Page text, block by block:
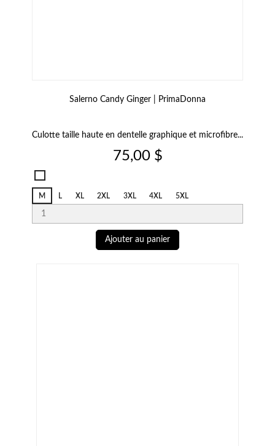
Salerno Candy Ginger | PrimaDonna
Culotte taille haute en dentelle graphique et microfibre...
Prix
75,00 $
Candy
Ginger
M L XL 2XL 3XL 4XL 5XL
Ajouter au panier